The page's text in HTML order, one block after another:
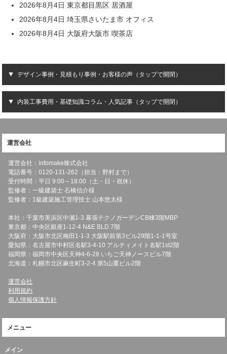
2026年8月4日 東京都目黒区 居酒屋
2026年8月4日 埼玉県さいたま市 オフィス
2026年8月4日 大阪府大阪市 喫茶店
デザイン事例・見積もり事例・お客様の声（タップで開閉）
内装工事費用・基礎知識コラム・人気記事（タップで開閉）
運営会社
運営会社：infomake株式会社
電話番号：0120-131-262（担当：野村まで）
受付時間：平日 9:00～18:00（土・日・祝休）
監修者：一級建築士 石橋信介様
監修者：1級建築施工管理技士 山本悠太様
本社：千葉市美浜区中瀬1-3 幕張テクノガーデンCB棟3階MBP
東京都：中央区銀座1-12-4 N&E BLD.7階
大阪府：大阪市北区梅田1-1-3 大阪駅前第3ビル29階1-1-1号室
愛知県：名古屋市中村区名駅3-4-10 アルティメイト名駅1st2階
福岡県：福岡市中央区天神4-6-28 いちご天神ノースビル7階
北海道：札幌市北区麻生町3-2-4 第5山重ビル2階
運営会社
利用規約
個人情報保護方針
メニュー
メイン